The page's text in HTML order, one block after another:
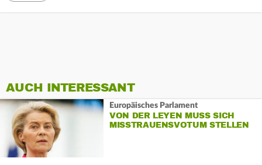
AUCH INTERESSANT
Europäisches Parlament
VON DER LEYEN MUSS SICH
MISSTRAUENSVOTUM STELLEN